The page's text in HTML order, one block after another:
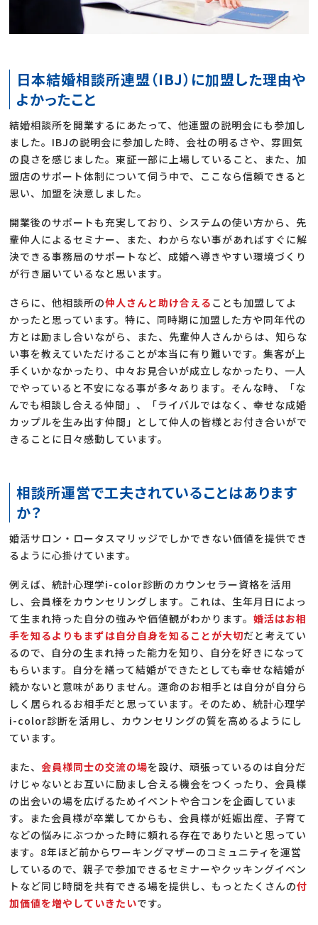
日本結婚相談所連盟（IBJ）に加盟した理由や
よかったこと
結婚相談所を開業するにあたって、他連盟の説明会にも参加し
ました。IBJの説明会に参加した時、会社の明るさや、雰囲気
の良さを感じました。東証一部に上場していること、また、加
盟店のサポート体制について伺う中で、ここなら信頼できると
思い、加盟を決意しました。
開業後のサポートも充実しており、システムの使い方から、先
輩仲人によるセミナー、また、わからない事があればすぐに解
決できる事務局のサポートなど、成婚へ導きやすい環境づくり
が行き届いているなと思います。
さらに、他相談所の仲人さんと助け合える ことも加盟してよ
かったと思っています。特に、同時期に加盟した方や同年代の
方とは励まし合いながら、また、先輩仲人さんからは、知らな
い事を教えていただけることが本当に有り難いです。集客が上
手くいかなかったり、中々お見合いが成立しなかったり、一人
でやっていると不安になる事が多々あります。そんな時、「な
んでも相談し合える仲間」、「ライバルではなく、幸せな成婚
カップルを生み出す仲間」として仲人の皆様とお付き合いがで
きることに日々感動しています。
相談所運営で工夫されていることはあります
か？
婚活サロン・ロータスマリッジでしかできない価値を提供でき
るように心掛けています。
例えば、統計心理学i-color診断のカウンセラー資格を活用
し、会員様をカウンセリングします。これは、生年月日によっ
て生まれ持った自分の強みや価値観がわかります。婚活はお相
手を知るよりもまずは自分自身を知ることが大切だと考えてい
るので、自分の生まれ持った能力を知り、自分を好きになって
もらいます。自分を繕って結婚ができたとしても幸せな結婚が
続かないと意味がありません。運命のお相手とは自分が自分ら
しく居られるお相手だと思っています。そのため、統計心理学
i-color診断を活用し、カウンセリングの質を高めるようにし
ています。
また、会員様同士の交流の場を設け、頑張っているのは自分だ
けじゃないとお互いに励まし合える機会をつくったり、会員様
の出会いの場を広げるためイベントや合コンを企画していま
す。また会員様が卒業してからも、会員様が妊娠出産、子育て
などの悩みにぶつかった時に頼れる存在でありたいと思ってい
ます。8年ほど前からワーキングマザーのコミュニティを運営
しているので、親子で参加できるセミナーやクッキングイベン
トなど同じ時間を共有できる場を提供し、もっとたくさんの付
加価値を増やしていきたいです。